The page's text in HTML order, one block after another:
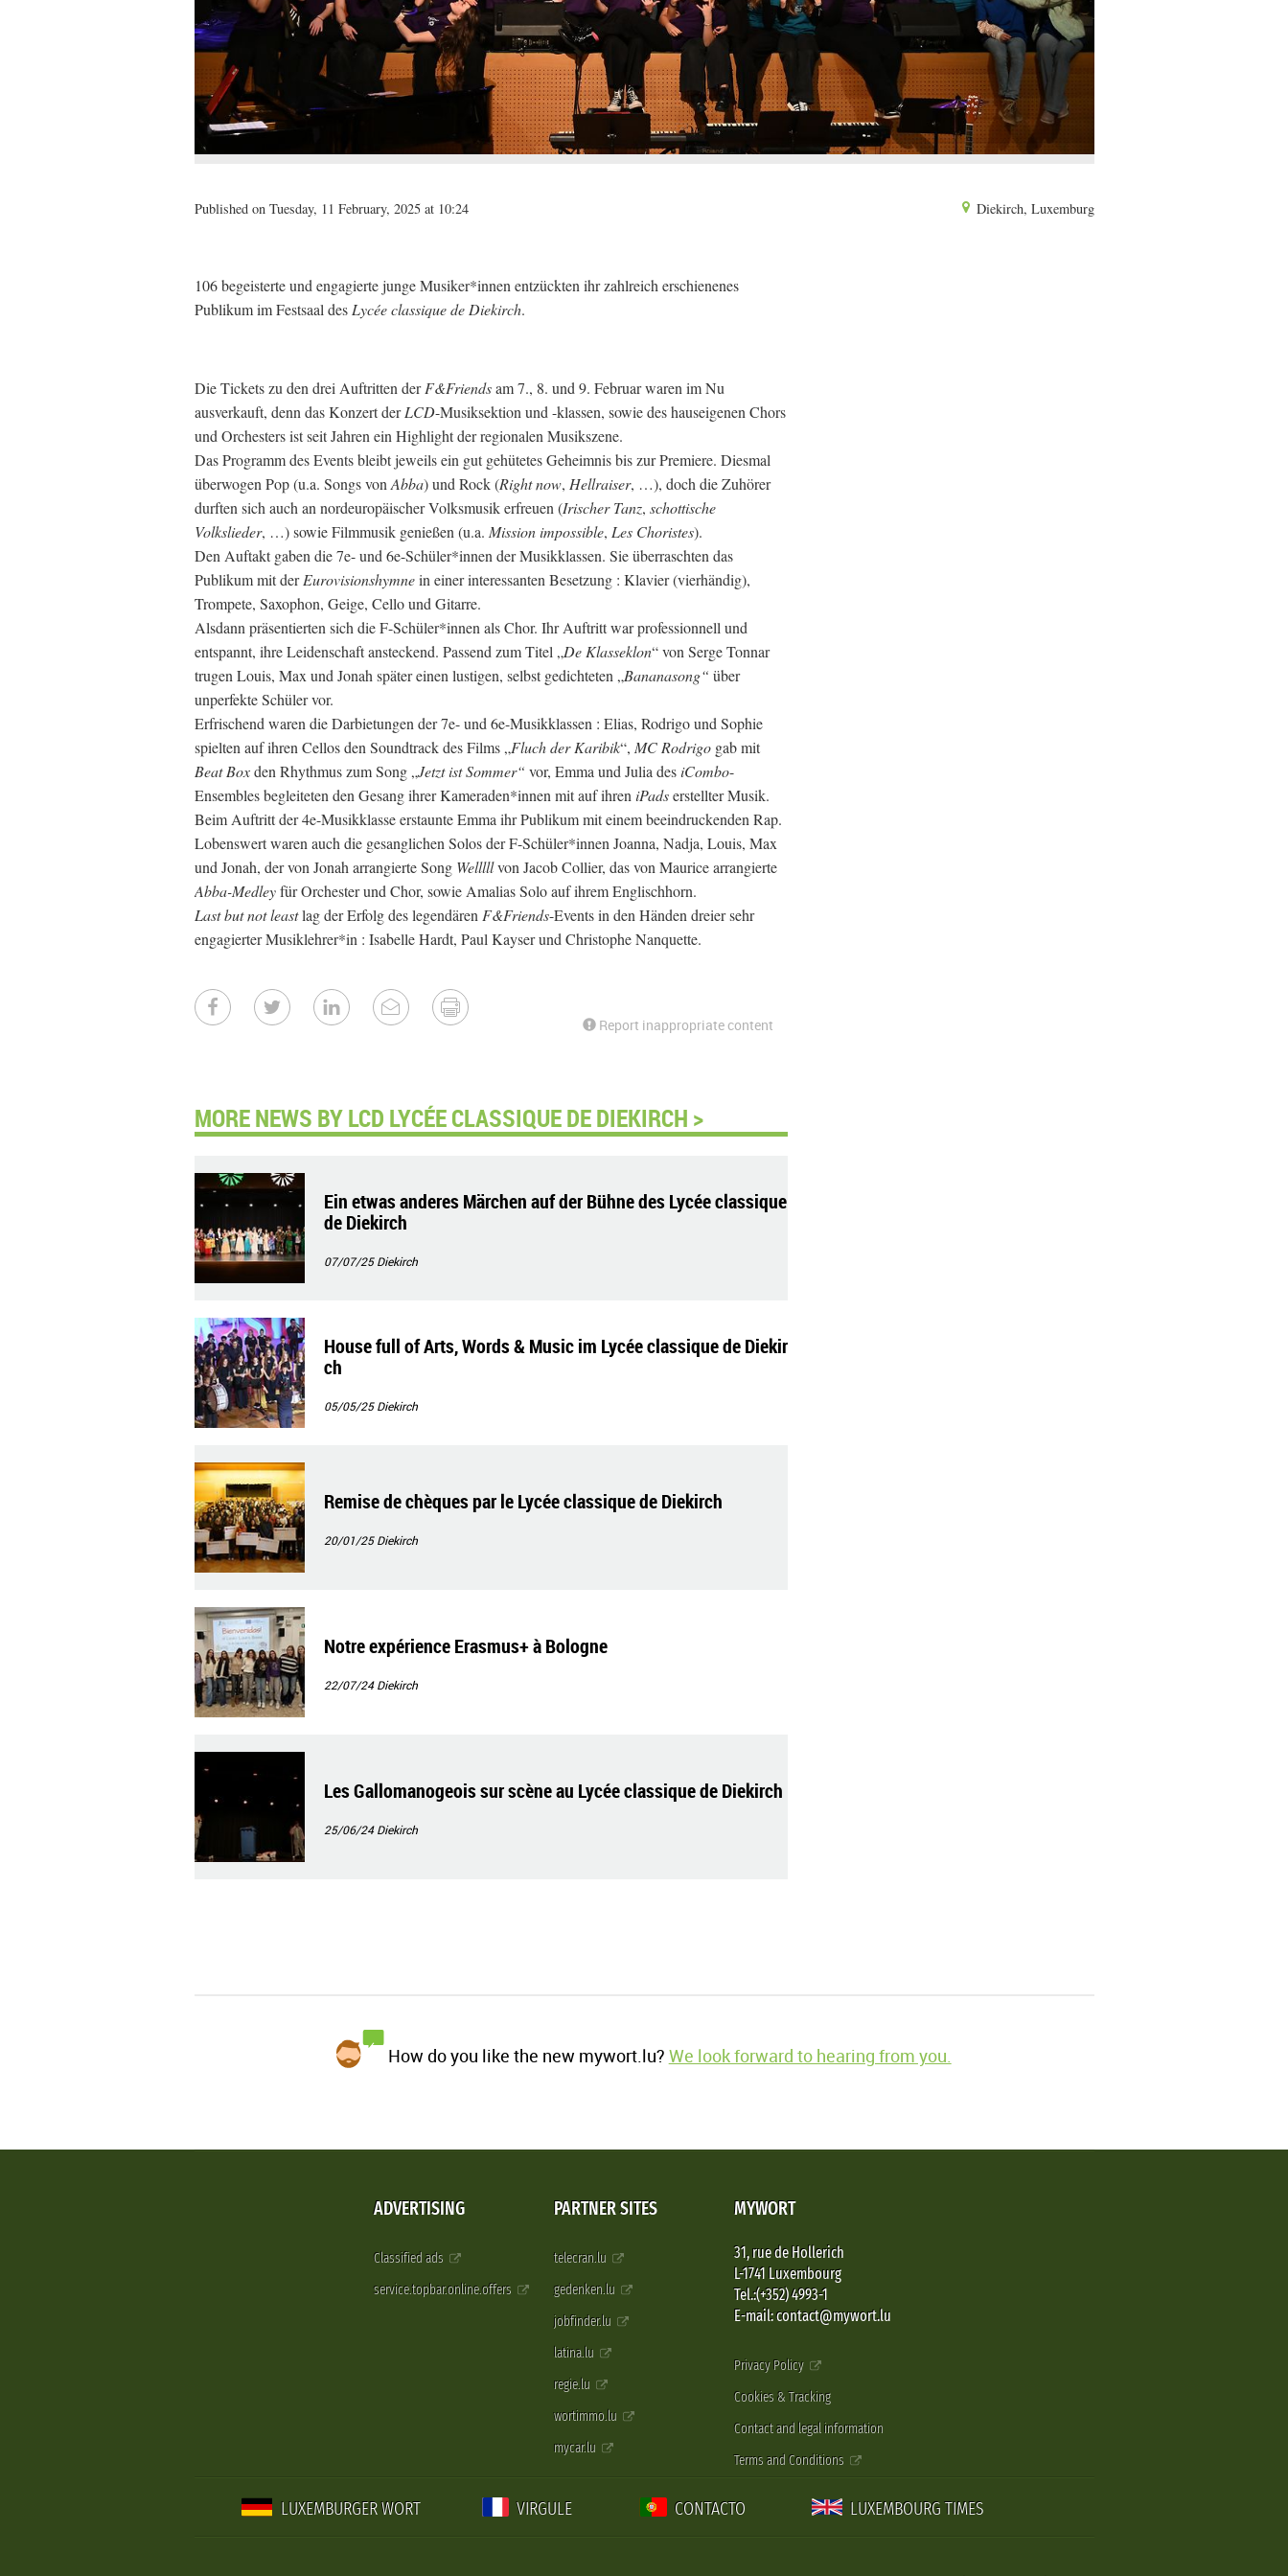
Published on Tuesday, 11 February, 2025 at 10:24 Diekirch, Luxemburg
106 begeisterte und engagierte junge Musiker*innen entzückten ihr zahlreich erschienenes
Publikum im Festsaal desLycée classique de Diekirch.
Die Tickets zu den drei Auftritten derF&Friendsam 7., 8. und 9. Februar waren im Nu
ausverkauft, denn das Konzert derLCD-Musiksektion und -klassen, sowie des hauseigenen Chors
und Orchesters ist seit Jahren ein Highlight der regionalen Musikszene.
Das Programm des Events bleibt jeweils ein gut gehütetes Geheimnis bis zur Premiere. Diesmal
überwogen Pop (u.a. Songs vonAbba) und Rock (Right now, Hellraiser, …), doch die Zuhörer
durften sich auch an nordeuropäischer Volksmusik erfreuen (Irischer Tanz, schottische
Volkslieder, …) sowie Filmmusik genießen (u.a. Mission impossible, Les Choristes).
Den Auftakt gaben die 7e- und 6e-Schüler*innen der Musikklassen. Sie überraschten das
Publikum mit derEurovisionshymnein einer interessanten Besetzung : Klavier (vierhändig),
Trompete, Saxophon, Geige, Cello und Gitarre.
Alsdann präsentierten sich die F-Schüler*innen als Chor. Ihr Auftritt war professionnell und
entspannt, ihre Leidenschaft ansteckend. Passend zum Titel „De Klasseklon“ von Serge Tonnar
trugen Louis, Max und Jonah später einen lustigen, selbst gedichteten „Bananasong“ über
unperfekte Schüler vor.
Erfrischend waren die Darbietungen der 7e- und 6e-Musikklassen : Elias, Rodrigo und Sophie
spielten auf ihren Cellos den Soundtrack des Films „Fluch der Karibik“, MC Rodrigogab mit
Beat Boxden Rhythmus zum Song „Jetzt ist Sommer“ vor, Emma und Julia des iCombo-
Ensembles begleiteten den Gesang ihrer Kameraden*innen mit auf ihren iPadserstellter Musik.
Beim Auftritt der 4e-Musikklasse erstaunte Emma ihr Publikum mit einem beeindruckenden Rap.
Lobenswert waren auch die gesanglichen Solos der F-Schüler*innen Joanna, Nadja, Louis, Max
und Jonah, der von Jonah arrangierte Song Welllllvon Jacob Collier, das von Maurice arrangierte
Abba-Medleyfür Orchester und Chor, sowie Amalias Solo auf ihrem Englischhorn.
Last but not leastlag der Erfolg des legendärenF&Friends-Events in den Händen dreier sehr
engagierter Musiklehrer*in : Isabelle Hardt, Paul Kayser und Christophe Nanquette.
Report inappropriate content
MORE NEWS BY LCD LYCÉE CLASSIQUE DE DIEKIRCH >
Ein etwas anderes Märchen auf der Bühne des Lycée classique
de Diekirch
07/07/25Diekirch
House full of Arts, Words & Music im Lycée classique de Diekir
ch
05/05/25Diekirch
Remise de chèques par le Lycée classique de Diekirch
20/01/25Diekirch
Notre expérience Erasmus+ à Bologne
22/07/24Diekirch
Les Gallomanogeois sur scène au Lycée classique de Diekirch
25/06/24Diekirch
How do you like the new mywort.lu? We look forward to hearing from you.
ADVERTISING
Classified ads
service.topbar.online.offers
PARTNER SITES
telecran.lu
gedenken.lu
jobfinder.lu
latina.lu
regie.lu
wortimmo.lu
mycar.lu
MYWORT
31, rue de Hollerich
L-1741 Luxembourg
Tel.:(+352) 4993-1
E-mail: contact@mywort.lu
Privacy Policy
Cookies & Tracking
Contact and legal information
Terms and Conditions
LUXEMBURGER WORT VIRGULE CONTACTO LUXEMBOURG TIMES